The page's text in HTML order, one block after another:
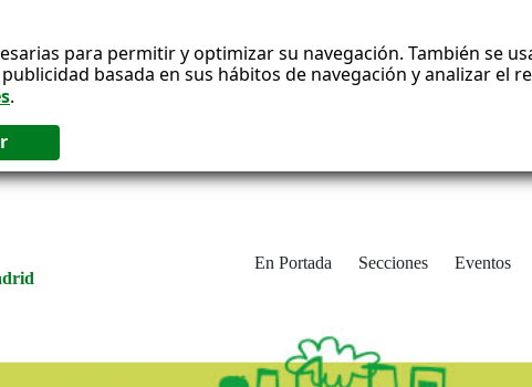
para permitir y optimizar su navegación. También se
basada en sus hábitos de navegación y analizar el
.
En Portada Secciones Eventos